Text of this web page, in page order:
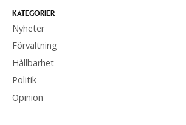
KATEGORIER
Nyheter
Förvaltning
Hållbarhet
Politik
Opinion